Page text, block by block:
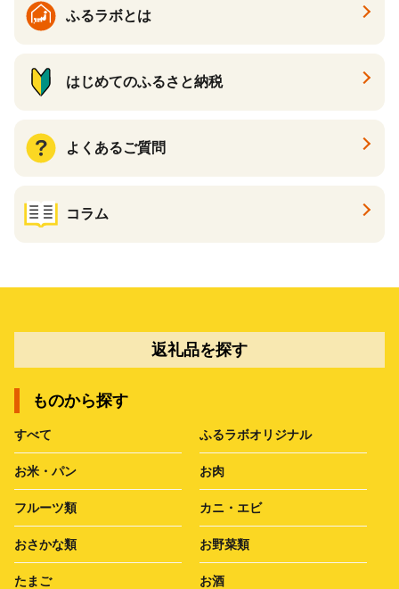
ふるラボとは
はじめてのふるさと納税
よくあるご質問
コラム
返礼品を探す
ものから探す
すべて ふるラボオリジナル
お米・パン お肉
フルーツ類 カニ・エビ
おさかな類 お野菜類
たまご お酒